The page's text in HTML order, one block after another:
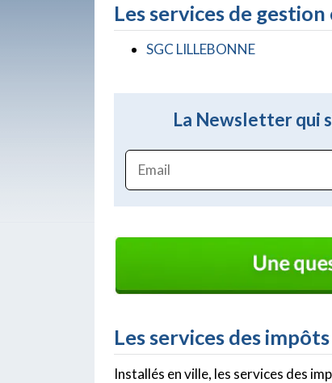
Les services de
SGC LILLEBONNE
La Newsletter qui
Les services des
Installés en ville, les services des